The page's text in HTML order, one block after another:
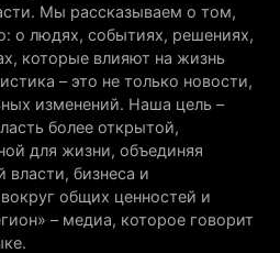
227
области смогут
в квитанциях за свет
отменили приговор за
что подсудимому не дали
Мы рассказываем о том,
о людях, событиях, решениях,
которые влияют на жизнь
– это не только новости,
изменений. Наша цель –
более открытой,
для жизни, объединяя
власти, бизнеса и
общих ценностей и
– медиа, которое говорит